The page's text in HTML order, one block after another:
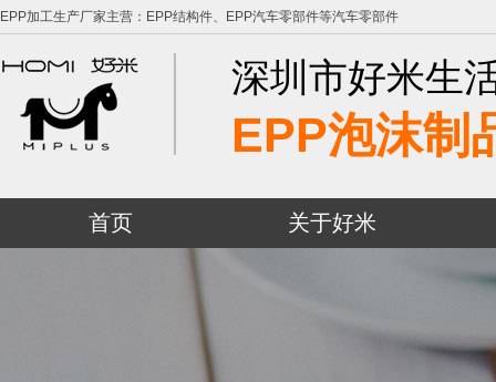
EPP加工生产厂家主营：EPP结构件、EPP汽车零部件等汽车零部件
深圳市好米生
EPP泡沫制
首页 关于好米